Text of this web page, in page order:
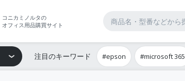
コニカミノルタの
オフィス用品購買サイト
注目のキーワード #epson #microsoft 365